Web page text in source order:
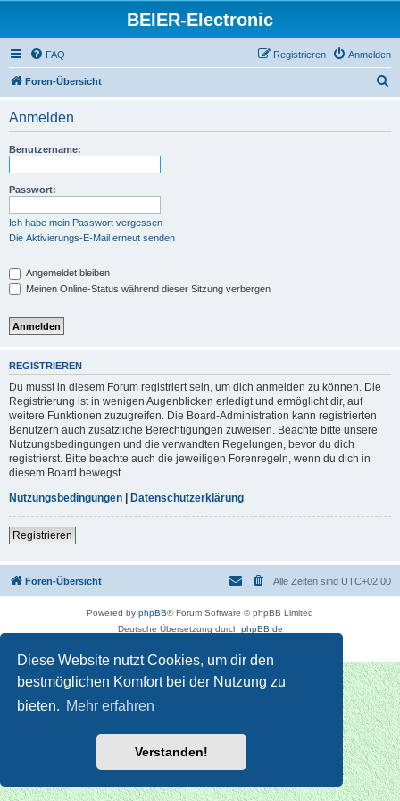
Diese Website nutzt Cookies, um dir den
bestmöglichen Komfort bei der Nutzung zu
bieten. Mehr erfahren
Verstanden!
BEIER-Electronic
FAQ Anmelden
Registrieren
Foren-Übersicht
Anmelden
Benutzername:
Passwort:
Ich habe mein Passwort vergessen
Die Aktivierungs-E-Mail erneut senden
Angemeldet bleiben
Meinen Online-Status während dieser Sitzung verbergen
REGISTRIEREN
Du musst in diesem Forum registriert sein, um dich anmelden zu können. Die
Registrierung ist in wenigen Augenblicken erledigt und ermöglicht dir, auf
weitere Funktionen zuzugreifen. Die Board-Administration kann registrierten
Benutzern auch zusätzliche Berechtigungen zuweisen. Beachte bitte unsere
Nutzungsbedingungen und die verwandten Regelungen, bevor du dich
registrierst. Bitte beachte auch die jeweiligen Forenregeln, wenn du dich in
diesem Board bewegst.
Nutzungsbedingungen | Datenschutzerklärung
Registrieren
Foren-Übersicht Alle Zeiten sind UTC+02:00
Powered by phpBB® Forum Software © phpBB Limited
Deutsche Übersetzung durch phpBB.de